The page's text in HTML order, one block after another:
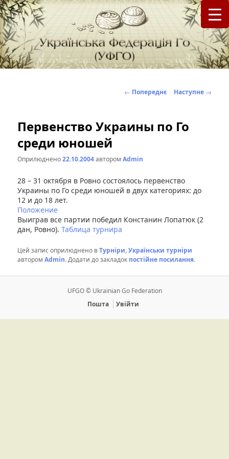
Українська Федерація Го (УФГО)
федерація Го (Бадук, Вейці) в Україні
Навігація
← Попереднє Наступне →
Первенство Украины по Го
среди юношей
Оприлюднено22.10.2004авторомAdmin
28 – 31 октября в Ровно состоялось первенство
Украины по Го среди юношей в двух категориях: до
12 и до 18 лет.
Положение
Выиграв все партии победил Констанин Лопатюк (2
дан, Ровно).Таблица турнира
Цей запис оприлюднено вТурніри,Українськи турніри
авторомAdmin. Додати до закладок постійне посилання.
UFGO © Ukrainian Go Federation
Пошта
Увійти